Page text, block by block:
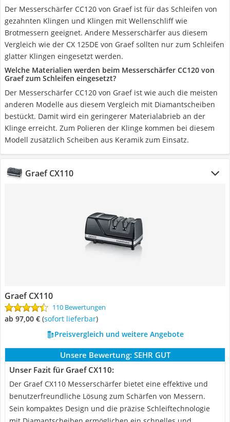
Der Messerschärfer CC120 von Graef ist für das Schleifen von
gezahnten Klingen und Klingen mit Wellenschliff wie
Brotmessern geeignet. Andere Messerschärfer aus diesem
Vergleich wie der CX 125DE von Graef sollten nur zum Schleifen
glatter Klingen eingesetzt werden.
Welche Materialien werden beim Messerschärfer CC120 von
Graef zum Schleifen eingesetzt?
Der Messerschärfer CC120 von Graef ist wie auch die meisten
anderen Modelle aus diesem Vergleich mit Diamantscheiben
bestückt. Damit wird ein geringerer Materialabrieb an der
Klinge erreicht. Zum Polieren der Klinge kommen bei diesem
Modell zusätzlich Scheiben aus Keramik zum Einsatz.
Graef CX110
Graef CX110
110 Bewertungen
ab 97,00 € ( Sofort lieferbar)
Preisvergleich und weitere Angebote
Unsere Bewertung: SEHR GUT
Unser Fazit für Graef CX110:
Der Graef CX110 Messerschärfer bietet eine effektive und
benutzerfreundliche Lösung zum Schärfen von Messern.
Sein kompaktes Design und die präzise Schleiftechnologie